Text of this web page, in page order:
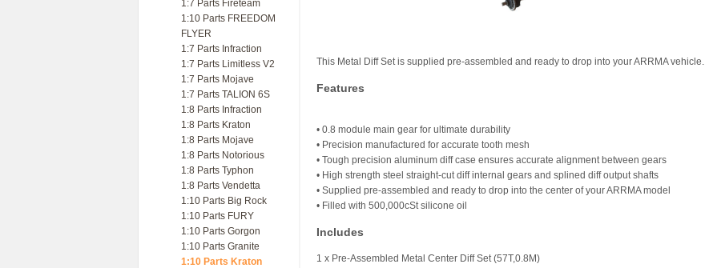
1:7 Parts Fireteam
1:10 Parts FREEDOM
FLYER
1:7 Parts Infraction
1:7 Parts Limitless V2
1:7 Parts Mojave
1:7 Parts TALION 6S
1:8 Parts Infraction
1:8 Parts Kraton
1:8 Parts Mojave
1:8 Parts Notorious
1:8 Parts Typhon
1:8 Parts Vendetta
1:10 Parts Big Rock
1:10 Parts FURY
1:10 Parts Gorgon
1:10 Parts Granite
1:10 Parts Kraton
This Metal Diff Set is supplied pre-assembled and ready to drop into your ARRMA vehicle.
Features
• 0.8 module main gear for ultimate durability
• Precision manufactured for accurate tooth mesh
• Tough precision aluminum diff case ensures accurate alignment between gears
• High strength steel straight-cut diff internal gears and splined diff output shafts
• Supplied pre-assembled and ready to drop into the center of your ARRMA model
• Filled with 500,000cSt silicone oil
Includes
1 x Pre-Assembled Metal Center Diff Set (57T,0.8M)